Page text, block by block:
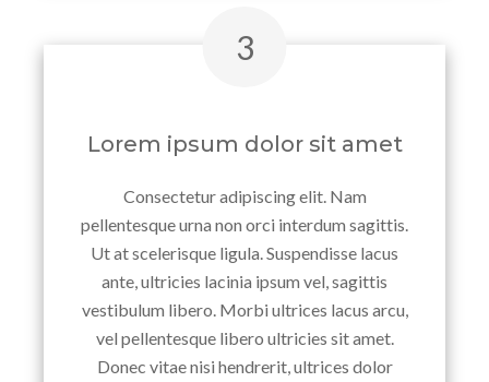
Lorem ipsum dolor sit amet
Consectetur adipiscing elit. Nam
pellentesque urna non orci interdum sagittis.
Ut at scelerisque ligula. Suspendisse lacus
ante, ultricies lacinia ipsum vel, sagittis
vestibulum libero. Morbi ultrices lacus arcu,
vel pellentesque libero ultricies sit amet.
Donec vitae nisi hendrerit, ultrices dolor